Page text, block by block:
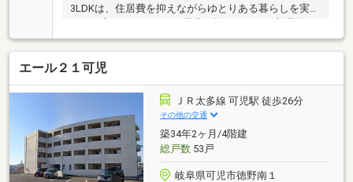
3LDKは、住居費を抑えながらゆとりある暮らしを実現
したい方にぴったり。住居費を抑えながら、部屋数と
広さを確保したい方に適した間取りです。オートロッ
ク付きで、防犯面にも配慮された共用部。駐車場は１
台継承可能。駐車場使用料5000円CATV使用料660円
エール２１可児
ＪＲ太多線 可児駅 徒歩26分
その他の交通
築34年2ヶ月/4階建
総戸数53戸
岐阜県可児市徳野南１